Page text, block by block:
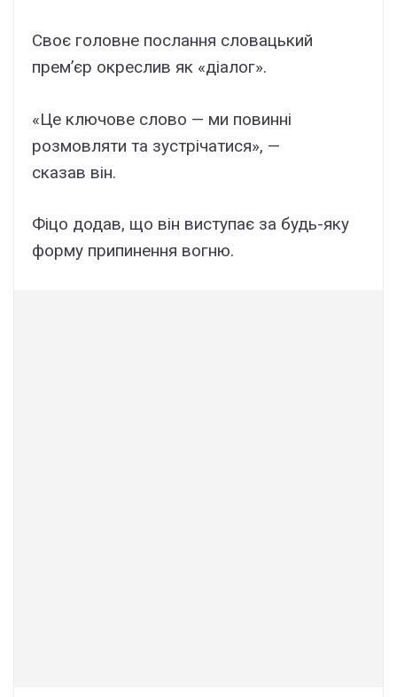
Своє головне послання словацький
прем’єр окреслив як «діалог».
«Це ключове слово — ми повинні
розмовляти та зустрічатися», —
сказав він.
Фіцо додав, що він виступає за будь-яку
форму припинення вогню.